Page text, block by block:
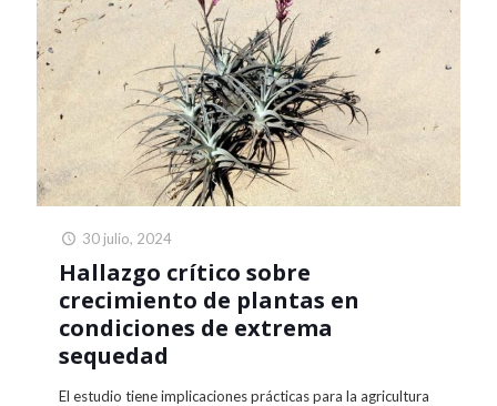
30 julio, 2024
Hallazgo crítico sobre
crecimiento de plantas en
condiciones de extrema
sequedad
El estudio tiene implicaciones prácticas para la agricultura